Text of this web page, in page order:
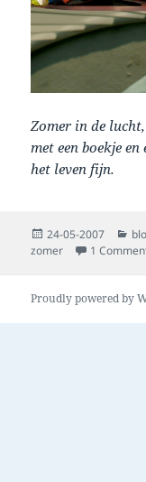
Zomer in de
met een boekje
het leven fijn.
Posted
on
24-05-2007
zomer
1
Proudly powered by